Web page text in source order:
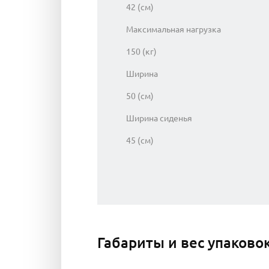
42 (см)
Максимальная нагрузка
150 (кг)
Ширина
50 (см)
Ширина сиденья
45 (см)
Габариты и вес